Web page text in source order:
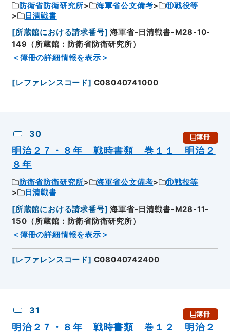
防衛省防衛研究所 海軍省公文備考
⑪戦役等
日清戦書
[所蔵館における請求番号] 海軍省-日清戦書-M28-10-
149（所蔵館：防衛省防衛研究所）
＜簿冊の詳細情報を表示＞
[レファレンスコード] C08040741000
30 簿冊
明治２７・８年 戦時書類 巻１１ 明治２
８年
防衛省防衛研究所 海軍省公文備考
⑪戦役等
日清戦書
[所蔵館における請求番号] 海軍省-日清戦書-M28-11-
150（所蔵館：防衛省防衛研究所）
＜簿冊の詳細情報を表示＞
[レファレンスコード] C08040742400
31 簿冊
明治２７・８年 戦時書類 巻１２ 明治２